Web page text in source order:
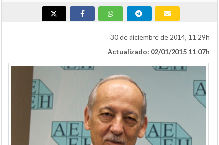
30 de diciembre de 2014, 11:29h
Actualizado: 02/01/2015 11:07h